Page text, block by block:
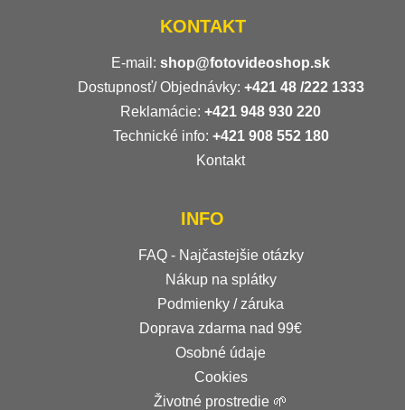
KONTAKT
E-mail: shop@fotovideoshop.sk
Dostupnosť/ Objednávky: +421 48 /222 1333
Reklamácie: +421 948 930 220
Technické info: +421 908 552 180
Kontakt
INFO
FAQ - Najčastejšie otázky
Nákup na splátky
Podmienky / záruka
Doprava zdarma nad 99€
Osobné údaje
Cookies
Životné prostredie 🌱